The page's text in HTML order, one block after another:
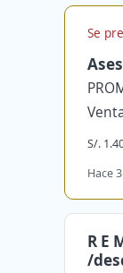
Se
S/.
Hace
R E
/